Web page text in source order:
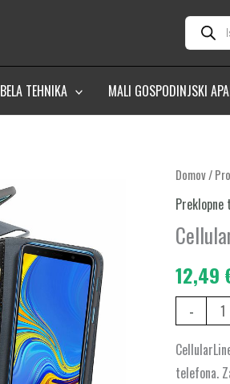
Products
search
BELA TEHNIKA MALI GOSPODINJSKI
Domov/
Preklopne
12,49
-
preklopna
AGENDA,
Galaxy
2018,
količina
telefona.